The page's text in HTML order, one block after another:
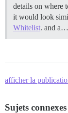
details on where
it would look
Whitelist. and a…
afficher la
Sujets connexes